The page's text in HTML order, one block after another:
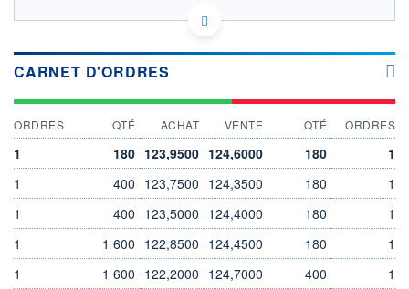
US00846U1016 AG8
Cotation sur les autres places
17h14 17h24
OUVERTURE
124,2500
CLÔTURE VEILLE
121,2000
CARNET D'ORDRES
ORDRES QTÉ ACHAT VENTE QTÉ ORDRES
1 180 123,9500 124,6000 180
1
1
400 123,7500 124,3500 180
1
1
400 123,5000 124,4000 180
1
1
1 600 122,8500 124,4500 180
1
1
1 600 122,2000 124,7000 400
1